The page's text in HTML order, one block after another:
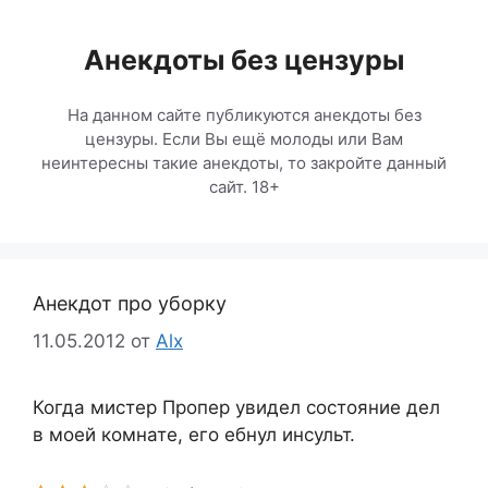
содержимомуАнекдоты без цензуры
На данном сайте публикуются анекдоты без
цензуры. Если Вы ещё молоды или Вам
неинтересны такие анекдоты, то закройте данный
сайт. 18+
Анекдот про уборку
11.05.2012 от Alx
Когда мистер Пропер увидел состояние дел
в моей комнате, его ебнул инсульт.